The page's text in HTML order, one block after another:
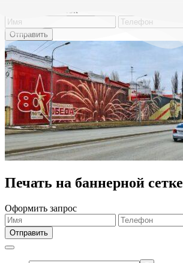
Обратный звонок
Печать на баннерной сетке
Оформить запрос